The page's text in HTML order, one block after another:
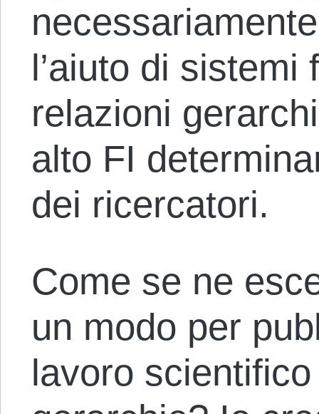
l’aiuto di
relazioni
alto FI
dei ricercatori.
Come se ne
un modo per
lavoro